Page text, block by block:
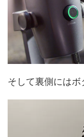
そして裏側にはボ